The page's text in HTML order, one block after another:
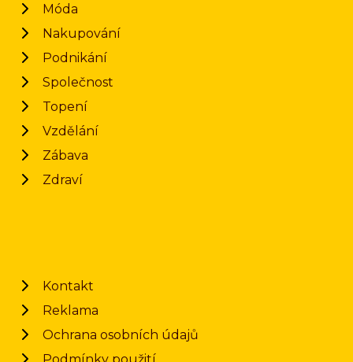
Móda
Nakupování
Podnikání
Společnost
Topení
Vzdělání
Zábava
Zdraví
Kontakt
Reklama
Ochrana osobních údajů